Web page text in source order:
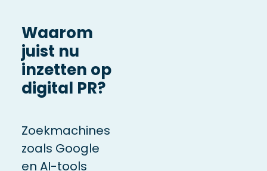
Waarom
juist nu
inzetten op
digital PR?
Zoekmachines
zoals Google
en AI-tools